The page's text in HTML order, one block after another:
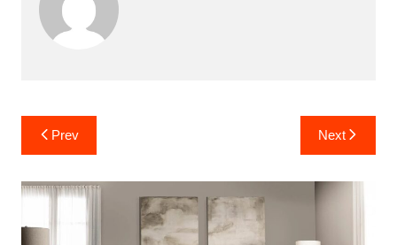
Yazı
gezinmesi
Prev Next